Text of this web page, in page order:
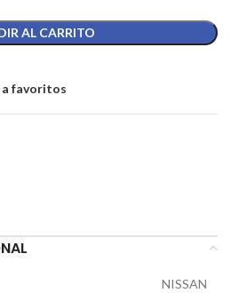
AL CARRITO
a favoritos
NISSAN